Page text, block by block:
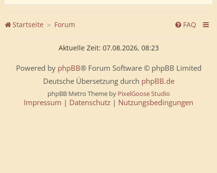
Startseite Forum FAQ
Aktuelle Zeit: 07.08.2026, 08:23
Powered by phpBB® Forum Software © phpBB Limited
Deutsche Übersetzung durch phpBB.de
phpBB Metro Theme by PixelGoose Studio
Impressum | Datenschutz | Nutzungsbedingungen